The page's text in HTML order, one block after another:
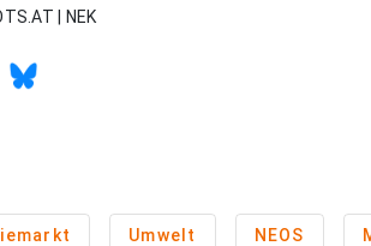
| NEK
Umwelt NEOS